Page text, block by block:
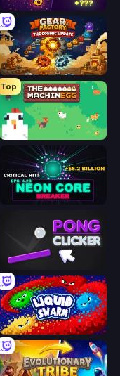
Dominate All Shapes
Gear Factory
Top
The MachinEGG
Neon Core Breaker
Pong Clicker
Liquid Swarm